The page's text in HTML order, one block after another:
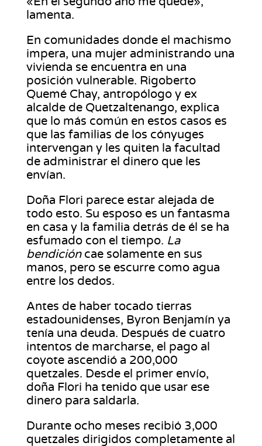
lamenta.
En comunidades donde el machismo
impera, una mujer administrando una
vivienda se encuentra en una
posición vulnerable. Rigoberto
Quemé Chay, antropólogo y ex
alcalde de Quetzaltenango, explica
que lo más común en estos casos es
que las familias de los cónyuges
intervengan y les quiten la facultad
de administrar el dinero que les
envían.
Doña Flori parece estar alejada de
todo esto. Su esposo es un fantasma
en casa y la familia detrás de él se ha
esfumado con el tiempo. La
bendición cae solamente en sus
manos, pero se escurre como agua
entre los dedos.
Antes de haber tocado tierras
estadounidenses, Byron Benjamín ya
tenía una deuda. Después de cuatro
intentos de marcharse, el pago al
coyote ascendió a 200,000
quetzales. Desde el primer envío,
doña Flori ha tenido que usar ese
dinero para saldarla.
Durante ocho meses recibió 3,000
quetzales dirigidos completamente al